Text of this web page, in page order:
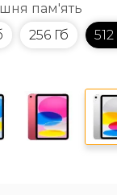
пам'ять
256 Гб 512